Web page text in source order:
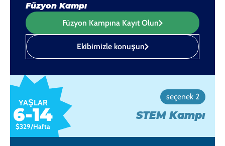
Füzyon Kampı
Füzyon Kampına Kayıt Olun
Ekibimizle konuşun
YAŞLAR
6-14
$329/Hafta
seçenek 2
STEM Kampı